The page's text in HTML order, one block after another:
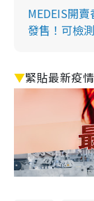
MEDEIS開
發售！可檢
▼緊貼最新疫